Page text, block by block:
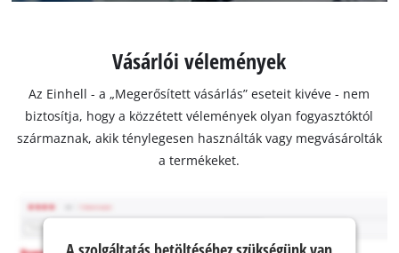
Vásárlói vélemények
Az Einhell - a „Megerősített vásárlás” eseteit kivéve - nem
biztosítja, hogy a közzétett vélemények olyan fogyasztóktól
származnak, akik ténylegesen használták vagy megvásárolták
a termékeket.